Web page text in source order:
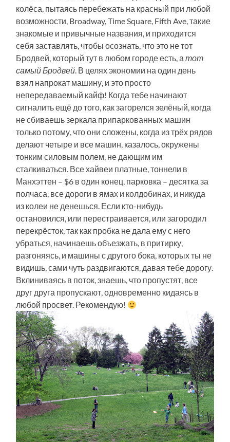
колёса, пытаясь перебежать на красный при любой
возможности, Broadway, Time Square, Fifth Ave, такие
знакомые и привычные названия, и приходится
себя заставлять, чтобы осознать, что это не тот
Бродвей, который тут в любом городе есть, атот
самый Бродвей. В целях экономии на один день
взял напрокат машину, и это просто
непередаваемый кайф! Когда тебе начинают
сигналить ещё до того, как загорелся зелёный, когда
не сбиваешь зеркала припаркованных машин
только потому, что они сложены, когда из трёх рядов
делают четыре и все машин, казалось, окружены
тонким силовым полем, не дающим им
сталкиваться. Все хайвеи платные, тоннели в
Манхэттен – $6 в один конец, парковка – десятка за
полчаса, все дороги в ямах и колдобинах, и никуда
из колеи не денешься. Если кто-нибудь
остановился, или перестраивается, или загородил
перекрёсток, так как пробка не дала ему с него
убраться, начинаешь объезжать, в притирку,
разгоняясь, и машины с другого бока, которых ты не
видишь, сами чуть раздвигаются, давая тебе дорогу.
Вклиниваясь в поток, знаешь, что пропустят, все
друг друга пропускают, одновременно кидаясь в
любой просвет. Рекомендую!